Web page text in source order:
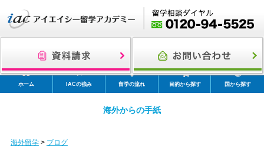
ホーム IACの強み 留学の流れ 目的から探す 国から探す
海外からの手紙
海外留学> ブログ